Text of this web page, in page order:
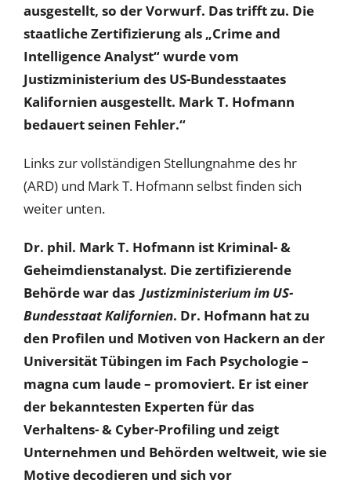
ausgestellt, so der Vorwurf. Das trifft zu. Die
staatliche Zertifizierung als „Crime and
Intelligence Analyst“ wurde vom
Justizministerium des US-Bundesstaates
Kalifornien ausgestellt. Mark T. Hofmann
bedauert seinen Fehler.“
Links zur vollständigen Stellungnahme des hr
(ARD) und Mark T. Hofmann selbst finden sich
weiter unten.
Dr. phil. Mark T. Hofmann ist Kriminal- &
Geheimdienstanalyst. Die zertifizierende
Behörde war das Justizministerium im US-
Bundesstaat Kalifornien. Dr. Hofmann hat zu
den Profilen und Motiven von Hackern an der
Universität Tübingen im Fach Psychologie –
magna cum laude – promoviert. Er ist einer
der bekanntesten Experten für das
Verhaltens- & Cyber-Profiling und zeigt
Unternehmen und Behörden weltweit, wie sie
Motive decodieren und sich vor